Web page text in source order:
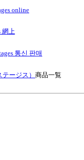
online
網上
통신 판매
ージス） 商品一覧